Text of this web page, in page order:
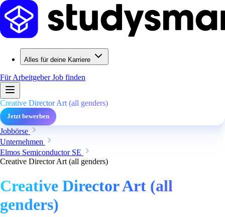
Alles für deine Karriere
Für ArbeitgeberJob finden
Creative Director Art (all genders)
Jetzt bewerben
Jobbörse
Unternehmen
Elmos Semiconductor SE
Creative Director Art (all genders)
Creative Director Art (all
genders)